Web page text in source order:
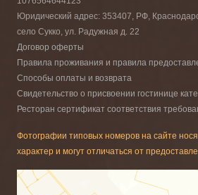
Юридический адрес: 353407, РФ,
село Сукко, ул. Радужная д. 22
Договор оферты
Правила проживания и правила
Способы оплаты и возврата
Свидетельство о присвоении гостинице
Ресторан сертификат соответствия
Фотографии типовых номеров на сайте
характер и могут отличаться от